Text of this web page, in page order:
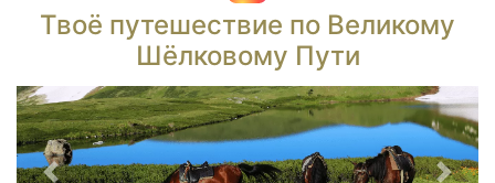
Твоё путешествие по Великому
Шёлковому Пути